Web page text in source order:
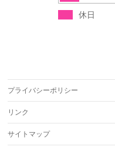
休日
プライバシーポリシー
リンク
サイトマップ